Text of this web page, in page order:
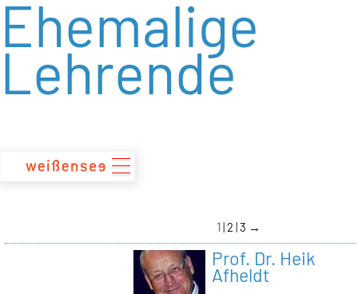
zum
Inhalt
Ehemalige
Lehrende
1 2 3 →
Prof. Dr. Heik
Afheldt